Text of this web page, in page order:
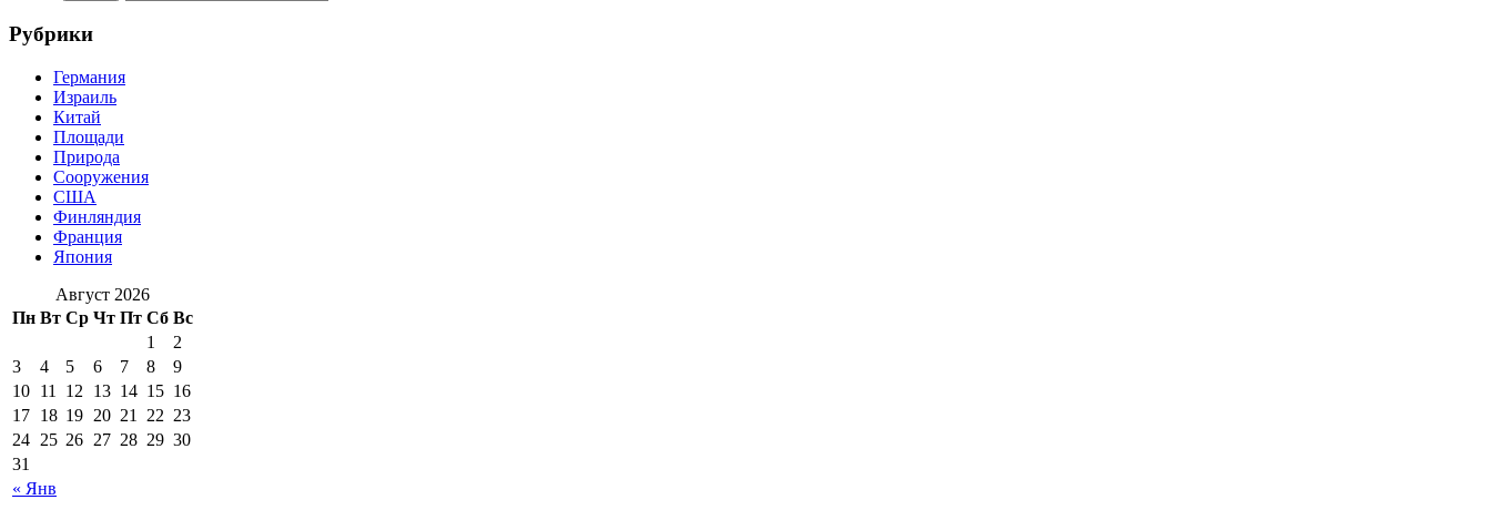
Рубрики
Германия
Израиль
Китай
Площади
Природа
Сооружения
США
Финляндия
Франция
Япония
Август 2026
Пн Вт Ср Чт Пт Сб Вс
« Янв
1
2
3
4 5 6 7 8
9
10 11 12 13 14 15 16
17 18 19 20 21 22 23
24 25 26 27 28 29 30
31